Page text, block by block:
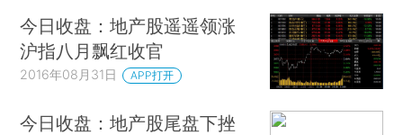
今日收盘：地产股遥遥领涨
沪指八月飘红收官
2016年08月31日 APP打开
今日收盘：地产股尾盘下挫